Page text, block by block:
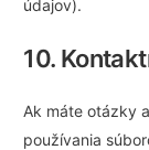
údajov).
10.
Ak máte otázky
používania